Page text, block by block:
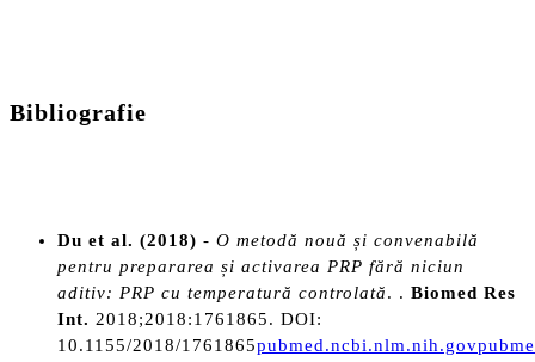
Bibliografie
Du et al. (2018) - O metodă nouă și convenabilă
pentru prepararea și activarea PRP fără niciun
aditiv: PRP cu temperatură controlată. . Biomed Res
Int. 2018;2018:1761865. DOI:
10.1155/2018/1761865pubmed.ncbi.nlm.nih.gov